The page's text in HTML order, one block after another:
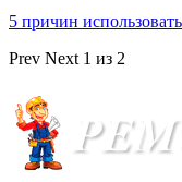
5 причин
Prev Next 1 из 2